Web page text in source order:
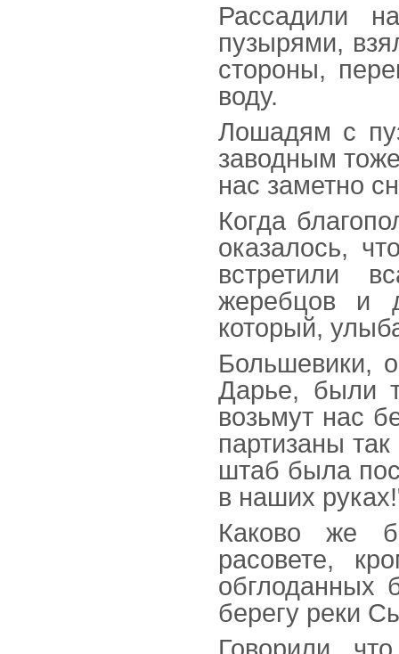
Рассадили
пузырями,
стороны,
воду.
Лошадям с
заводным
нас заметно
Когда
оказалось,
встретили
жеребцов и
который,
Большевики,
Дарье, были
возьмут нас
партизаны
штаб была
в наших
Каково же
расовете,
обглоданных
берегу реки